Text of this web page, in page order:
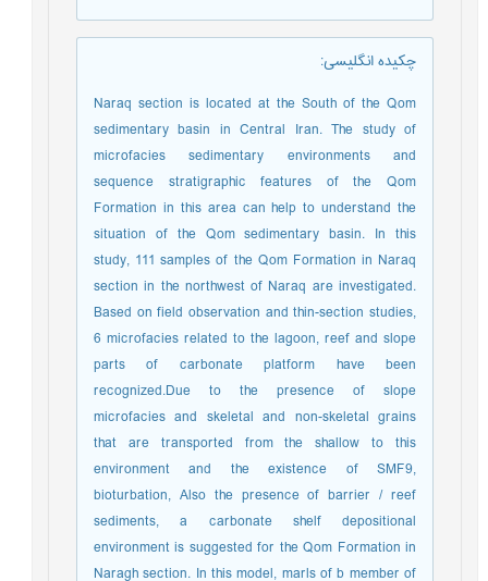
چکیده انگلیسی:
Naraq section is located at the South of the Qom
sedimentary basin in Central Iran. The study of
microfacies sedimentary environments and
sequence stratigraphic features of the Qom
Formation in this area can help to understand the
situation of the Qom sedimentary basin. In this
study, 111 samples of the Qom Formation in Naraq
section in the northwest of Naraq are investigated.
Based on field observation and thin-section studies,
6 microfacies related to the lagoon, reef and slope
parts of carbonate platform have been
recognized.Due to the presence of slope
microfacies and skeletal and non-skeletal grains
that are transported from the shallow to this
environment and the existence of SMF9,
bioturbation, Also the presence of barrier / reef
sediments, a carbonate shelf depositional
environment is suggested for the Qom Formation in
Naragh section. In this model, marls of b member of